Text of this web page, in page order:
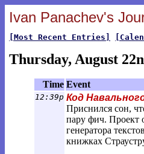
Ivan Panachev's
[Most Recent Entries]
Thursday, August
Time Event
12:39p Код
Приснился сон,
пару фич. Проект
генератора
книжках